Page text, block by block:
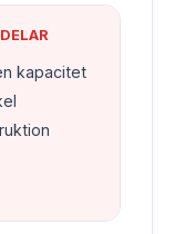
kapacitet